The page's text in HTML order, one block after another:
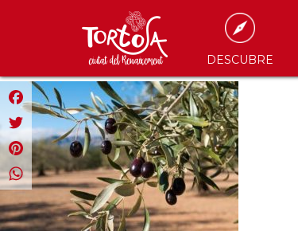
DESCUBRE
Facebook
Twitter
Pinterest
WhatsApp